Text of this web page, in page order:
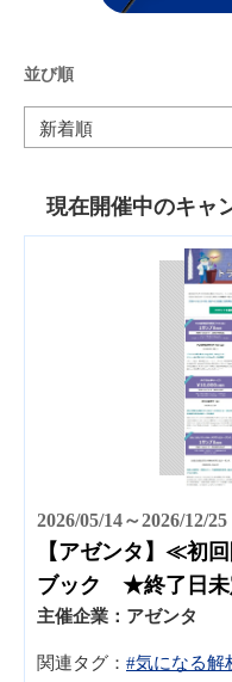
並び順
現在開催中のキャ
2026/05/14～2026/12/25
【アゼンタ】≪初
ブック ★終了日未
主催企業： アゼンタ
関連タグ： #気になる解